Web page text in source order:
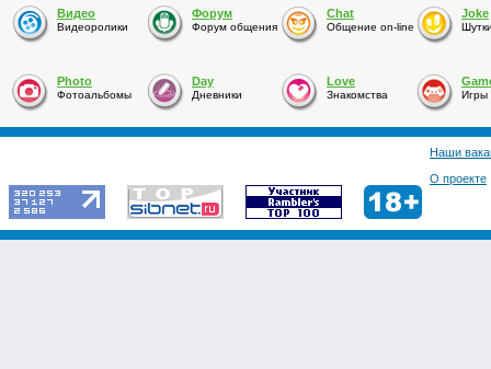
Видео
Видеоролики
Форум
Форум общения
Chat
Общение on-line
Joke
Photo
Фотоальбомы
Day
Дневники
Love
Знакомства Игры
Наши
О проекте